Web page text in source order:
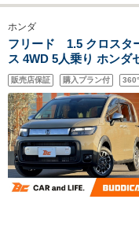
ホンダ
フリード 1.5 クロスタ
ス 4WD 5人乗り ホンダ
きステア LEDヘッド 専
ーン 専用15インチAW
販売店保証 購入プラン付